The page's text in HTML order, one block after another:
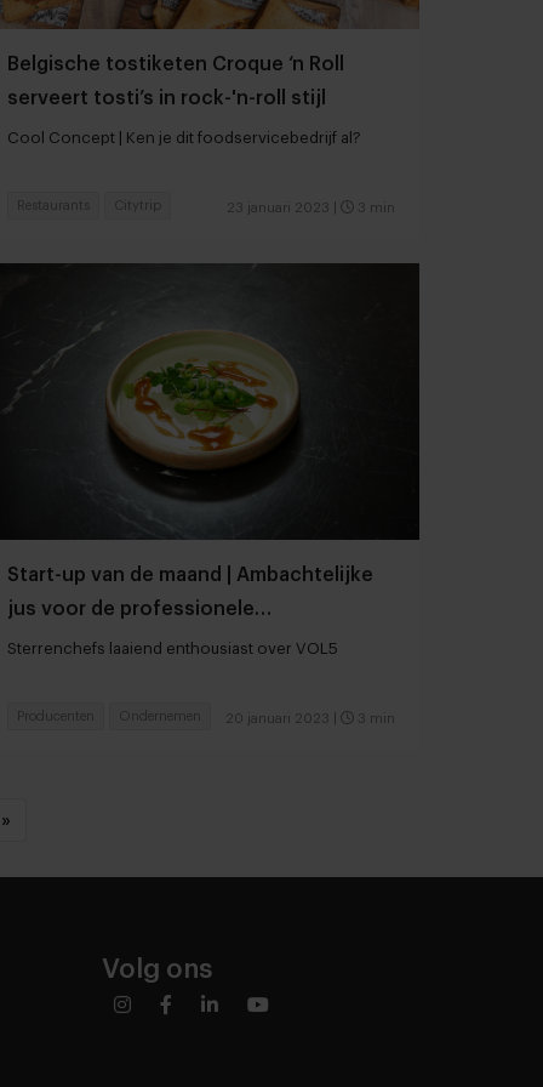
Belgische tostiketen Croque ‘n Roll
serveert tosti’s in rock-'n-roll stijl
Cool Concept | Ken je dit foodservicebedrijf al?
23 januari 2023 3 min
Restaurants Citytrip
Start-up van de maand | Ambachtelijke
jus voor de professionele
horecakeuken, op basis van groenten
Sterrenchefs laaiend enthousiast over VOL5
20 januari 2023 3 min
Producenten Ondernemen
»
Volg ons